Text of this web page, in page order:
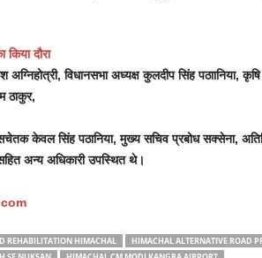
दौरा
विधानसभा अध्यक्ष कुलदीप सिंह पठाानिया,
ठाकुर,
केवल सिंह पठानिया, मुख्य सचिव प्रबोध सक्सेना,
अन्य अधिकारी उपस्थित थे।
REHABILITATION HIMACHAL
HIMACHAL ALTERNATIVE ROAD